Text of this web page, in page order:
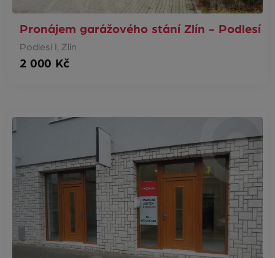
Pronájem garážového stání Zlín - Podlesí
Podlesí I, Zlín
2 000 Kč